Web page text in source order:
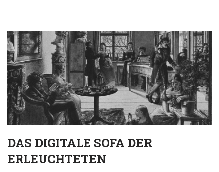
DAS DIGITALE SOFA DER
ERLEUCHTETEN